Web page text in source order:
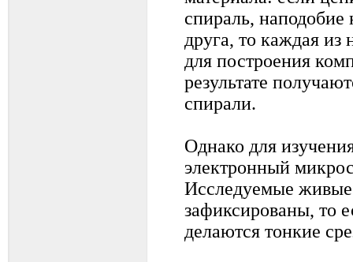
спираль, наподобие
друга, то каждая из
для построения
результате
спирали.
Однако для
электронный
Исследуемые
зафиксированы, то
делаются тонкие